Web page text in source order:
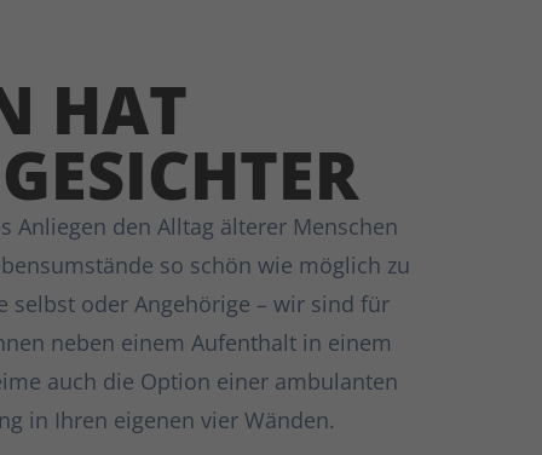
HAT
Anliegen den Alltag älterer Menschen
so schön wie möglich zu
selbst oder Angehörige – wir sind für
neben einem Aufenthalt in einem
auch die Option einer ambulanten
in Ihren eigenen vier Wänden.